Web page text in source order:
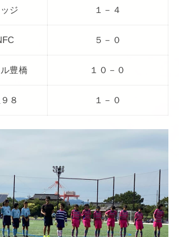
ジ １－４
５－０
豊橋 １０－０
８ １－０